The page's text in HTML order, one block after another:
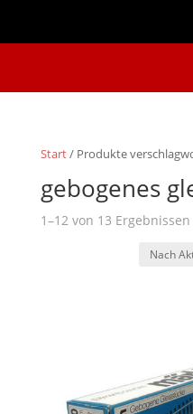
Start/ Produkte
gebogenes
1–12 von 13